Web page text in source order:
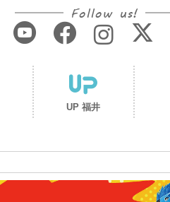
Follow us!
UP 福井